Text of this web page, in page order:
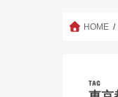
HOME
TAG